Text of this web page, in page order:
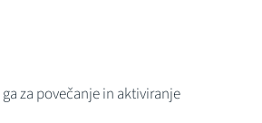
za povečanje in aktiviranje